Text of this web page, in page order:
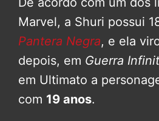
Marvel, a Shuri possui
Pantera Negra, e ela
depois, em Guerra
em Ultimato a
com 19 anos.